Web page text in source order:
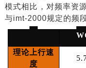
模式相比，对频率资
与imt-2000规定的频
理论上行速
度